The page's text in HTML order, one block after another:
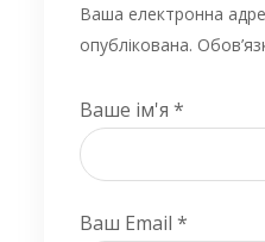
Ваша електронна
опублікована.
Ваше ім'я *
Ваш Email *